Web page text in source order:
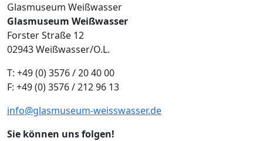
Glasmuseum Weißwasser
Glasmuseum Weißwasser
Forster Straße 12
02943 Weißwasser/O.L.
T: +49 (0) 3576 / 20 40 00
F: +49 (0) 3576 / 212 96 13
info@glasmuseum-weisswasser.de
Sie können uns folgen!